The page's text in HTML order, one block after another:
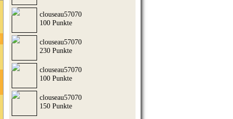
clouseau57070
100 Punkte
clouseau57070
230 Punkte
clouseau57070
100 Punkte
clouseau57070
150 Punkte